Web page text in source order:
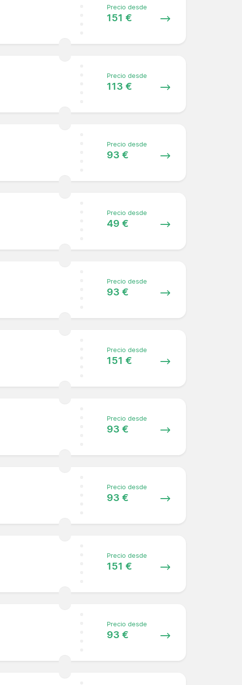
Precio desde
151 €
Precio desde
113 €
Precio desde
93 €
Precio desde
49 €
Precio desde
93 €
Precio desde
151 €
Precio desde
93 €
Precio desde
93 €
Precio desde
151 €
Precio desde
93 €